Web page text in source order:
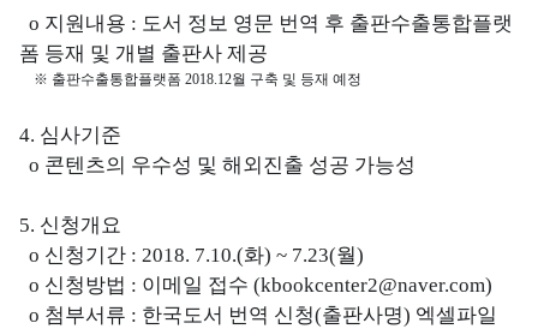
o 지원내용 : 도서 정보 영문 번역 후 출판수출통합플랫
폼 등재 및 개별 출판사 제공
※ 출판수출통합플랫폼 2018.12월 구축 및 등재 예정
4. 심사기준
o 콘텐츠의 우수성 및 해외진출 성공 가능성
5. 신청개요
o 신청기간 : 2018. 7.10.(화) ~ 7.23(월)
o 신청방법 : 이메일 접수 (kbookcenter2@naver.com)
o 첨부서류 : 한국도서 번역 신청(출판사명) 엑셀파일